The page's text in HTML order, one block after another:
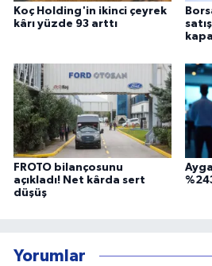
Koç Holding'in ikinci çeyrek
kârı yüzde 93 arttı
FROTO bilançosunu
açıkladı! Net kârda sert
düşüş
Yorumlar